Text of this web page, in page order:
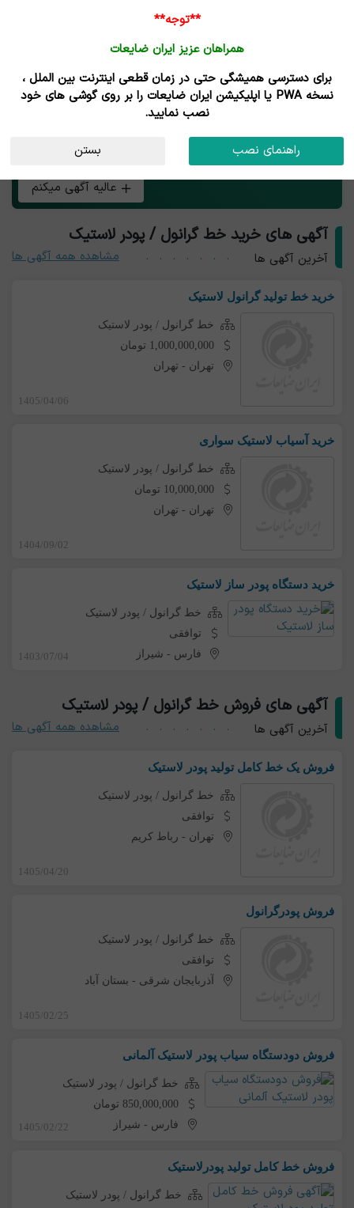
خرید و فروش خط گرانول و پودر لاستیک
هر چی بار خط گرانول / پودر لاستیک داری همین الان رایگان
آگهی کن و طعم تجارت آنلاین رو بچش!
عالیه آگهی میکنم
آگهی های خرید خط گرانول / پودر لاستیک
آخرین آگهی ها مشاهده همه آگهی ها
خرید خط تولید گرانول لاستیک
خط گرانول / پودر لاستیک
1,000,000,000 تومان
تهران - تهران
1405/04/06
خرید آسیاب لاستیک سواری
خط گرانول / پودر لاستیک
10,000,000 تومان
تهران - تهران
1404/09/02
خرید دستگاه پودر ساز لاستیک
خط گرانول / پودر لاستیک
توافقی
فارس - شیراز 1403/07/04
آگهی های فروش خط گرانول / پودر لاستیک
آخرین آگهی ها مشاهده همه آگهی ها
فروش یک خط کامل تولید پودر لاستیک
خط گرانول / پودر لاستیک
توافقی
تهران - رباط کریم
1405/04/20
فروش پودرگرانول
خط گرانول / پودر لاستیک
توافقی
آذربایجان شرقی - بستان آباد
1405/02/25
فروش دودستگاه سیاب پودر لاستیک آلمانی
خط گرانول / پودر لاستیک
850,000,000 تومان
فارس - شیراز 1405/02/22
فروش خط کامل تولید پودرلاستیک
خط گرانول / پودر لاستیک
**توجه**
همراهان عزیز ایران ضایعات
برای دسترسی همیشگی حتی در زمان قطعی اینترنت بین الملل ،
نسخه PWA یا اپلیکیشن ایران ضایعات را بر روی گوشی های خود
نصب نمایید.
راهنمای نصب بستن